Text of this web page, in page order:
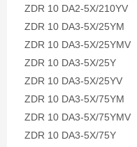
ZDR 10 DA2-5X/210YV
ZDR 10 DA3-5X/25YM
ZDR 10 DA3-5X/25YMV
ZDR 10 DA3-5X/25Y
ZDR 10 DA3-5X/25YV
ZDR 10 DA3-5X/75YM
ZDR 10 DA3-5X/75YMV
ZDR 10 DA3-5X/75Y